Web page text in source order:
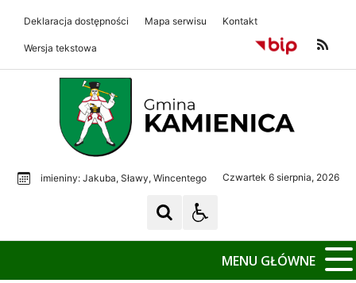
Deklaracja dostępności Mapa serwisu Kontakt
Wersja tekstowa
Gmina Kamienica
imieniny: Jakuba, Sławy, Wincentego Czwartek 6 sierpnia, 2026
MENU GŁÓWNE